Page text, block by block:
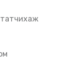
татчихаж